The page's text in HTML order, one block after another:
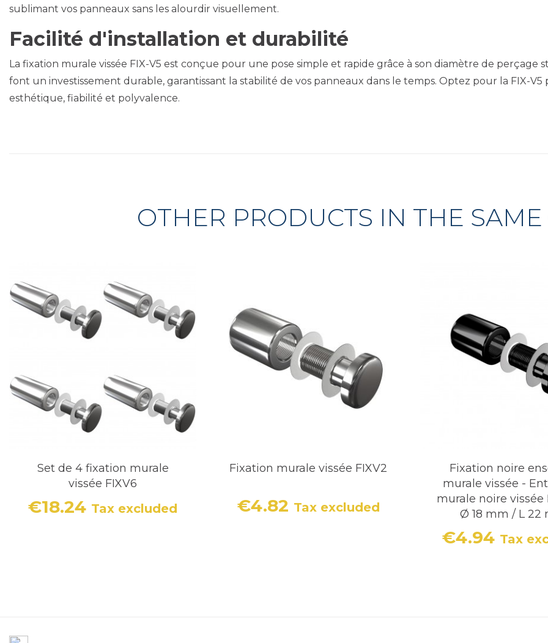
sublimant vos panneaux sans les alourdir visuellement.
Facilité d'installation et durabilité
La fixation murale vissée FIX-V5 est conçue pour une pose simple et rapide grâce à son diamètre de perçage
font un investissement durable, garantissant la stabilité de vos panneaux dans le temps. Optez pour la FIX-
esthétique, fiabilité et polyvalence.
OTHER PRODUCTS IN THE SAME
Set de 4 fixation murale
vissée FIXV6
Price
€18.24 Tax excluded
Fixation murale vissée FIXV2
Price
€4.82 Tax excluded
Fixation noire
murale vissée -
murale noire vissée
Ø 18 mm / L 22
Price
€4.94 Tax